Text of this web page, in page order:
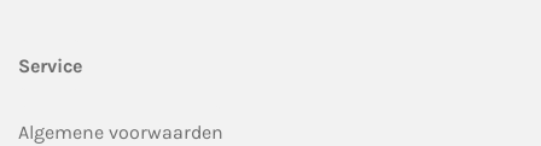
Service
Algemene voorwaarden